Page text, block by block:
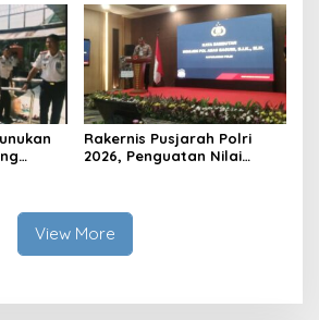
Rakernis Pusjarah Polri
2026, Penguatan Nilai
View More